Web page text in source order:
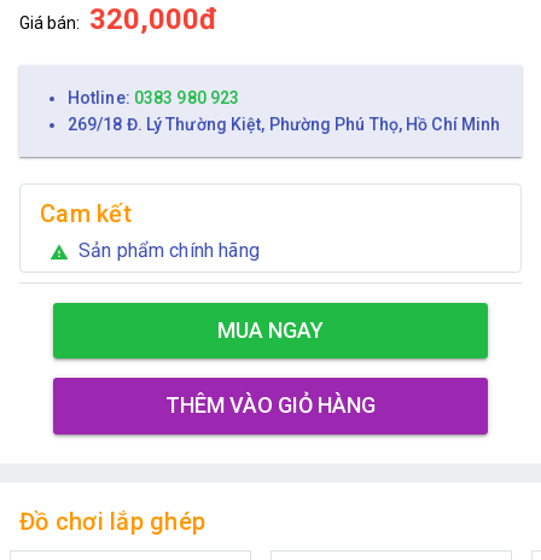
Giá bán: 320,000đ
Hotline: 0383 980 923
269/18 Đ. Lý Thường Kiệt, Phường Phú Thọ, Hồ Chí Minh
Cam kết
warning Sản phẩm chính hãng
MUA NGAY
THÊM VÀO GIỎ HÀNG
Đồ chơi lắp ghép